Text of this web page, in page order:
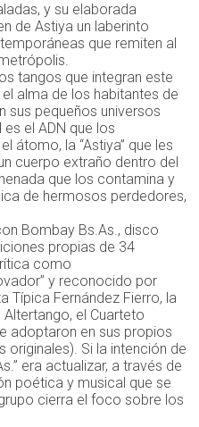
y su elaborada
de Astiya un laberinto
que remiten al
tangos que integran este
alma de los habitantes de
sus pequeños universos
el ADN que los
átomo, la “Astiya” que les
cuerpo extraño dentro del
que los contamina y
de hermosos perdedores,
Bombay Bs.As., disco
propias de 34
como
y reconocido por
Típica Fernández Fierro, la
Altertango, el Cuarteto
adoptaron en sus propios
originales). Si la intención de
era actualizar, a través de
poética y musical que se
cierra el foco sobre los